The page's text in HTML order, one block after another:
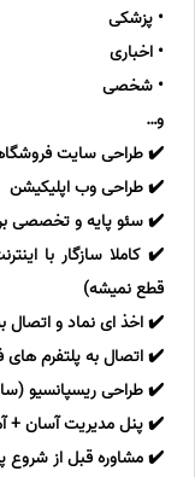
• پزشکی
• اخباری
• شخصی
و…
✔️ طراحی سایت
✔️ طراحی وب اپلیکیشن
✔️ سئو پایه و تخصصی
✔️ کاملا سازگار با
قطع نمیشه)
✔️ اخذ ای نماد و اتصال
✔️ اتصال به پلتفرم
✔️ طراحی ریسپانسیو
✔️ پنل مدیریت آسان +
✔️ مشاوره قبل از شروع